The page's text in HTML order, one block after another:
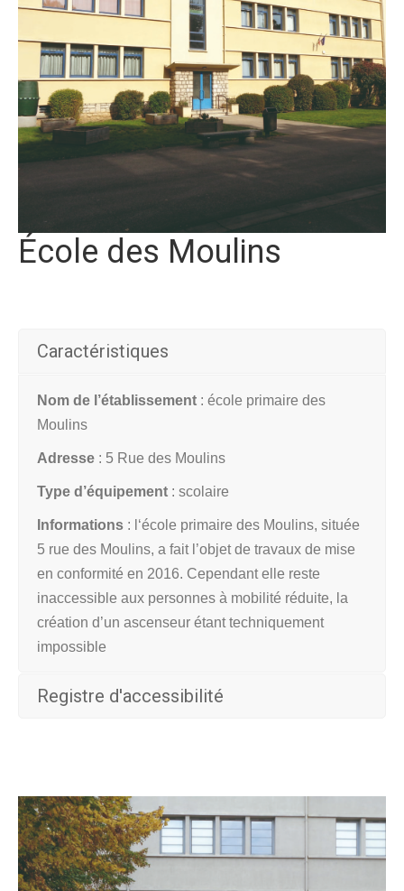
École des Moulins
Caractéristiques
Nom de l’établissement : école primaire des
Moulins
Adresse : 5 Rue des Moulins
Type d’équipement : scolaire
Informations : l ‘école primaire des Moulins, située
5 rue des Moulins, a fait l’objet de travaux de mise
en conformité en 2016. Cependant elle reste
inaccessible aux personnes à mobilité réduite, la
création d’un ascenseur étant techniquement
impossible
Registre d'accessibilité